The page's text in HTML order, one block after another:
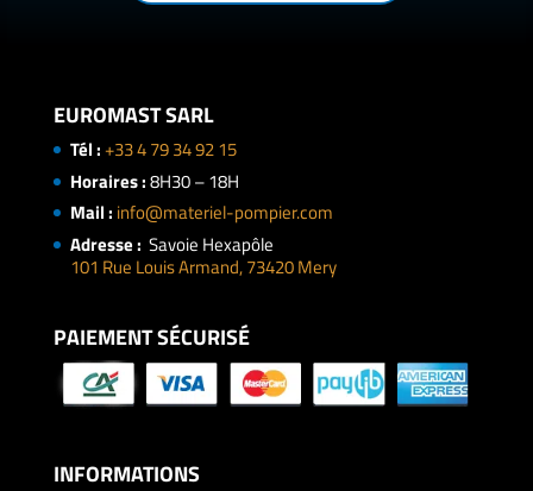
EUROMAST SARL
Tél :+33 4 79 34 92 15
Horaires :8H30 – 18H
Mail : info@materiel-pompier.com
Adresse : Savoie Hexapôle
101 Rue Louis Armand, 73420 Mery
PAIEMENT SÉCURISÉ
INFORMATIONS